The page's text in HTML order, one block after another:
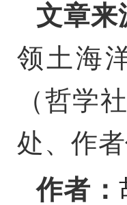
文章来
领土海
（哲学
处、作
作者：